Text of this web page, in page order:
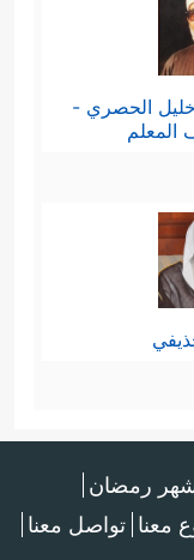
الحصري -
المعلم
رمضان
معنا تواصل معنا